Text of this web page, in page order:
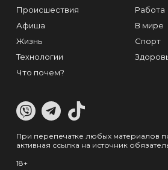
Происшествия
Афиша
Жизнь
Технологии
Что почем?
Работа
В мире
Спорт
При перепечатке любых материалов
активная ссылка на источник
18+